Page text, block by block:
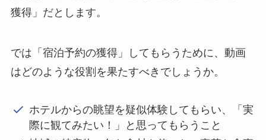
獲得」だとします。
では「宿泊予約の獲得」してもらうために、動画
はどのような役割を果たすべきでしょうか。
ホテルからの眺望を疑似体験してもらい、「実
際に観てみたい！」と思ってもらうこと